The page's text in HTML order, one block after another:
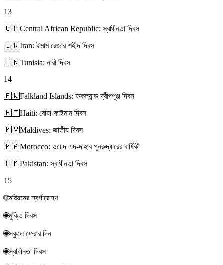
13
🇨🇫Central African Republic: স্বাধীনতা দিবস
🇮🇷Iran: ইমাম রেজার শহীদ দিবস
🇹🇳Tunisia: নারী দিবস
14
🇫🇰Falkland Islands: ফকল্যান্ড দ্বীপপুঞ্জ দিবস
🇭🇹Haiti: বোয়া-কাইমান দিবস
🇲🇻Maldives: জাতীয় দিবস
🇲🇦Morocco: ওয়েদ এদ-দাহাব পুনরুদ্ধারের বার্ষিকী
🇵🇰Pakistan: স্বাধীনতা দিবস
15
🌐মরিয়মের স্বর্গারোহণ
🌐মুক্তি দিবস
🌐স্কুলে ফেরার দিন
🌐স্বাধীনতা দিবস